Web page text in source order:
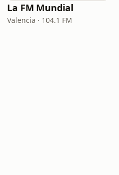
La FM Mundial
Valencia · 104.1 FM